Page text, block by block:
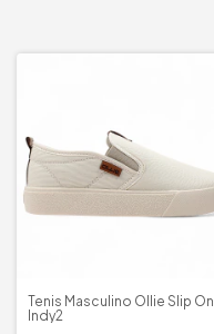
Tenis Masculino Ollie Slip On
Indy2